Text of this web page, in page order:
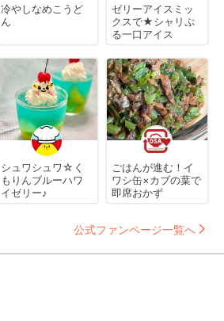
冷やしなめこうど
ん
ゼリーアイスミッ
クスで★シャリぷ
る一口アイス
シュワシュワ☆く
もりんブルーハワ
イゼリー♪
ごはんが進む！イ
ワシ缶×カブの葉で
即席おかず
公式ファンページ一覧へ